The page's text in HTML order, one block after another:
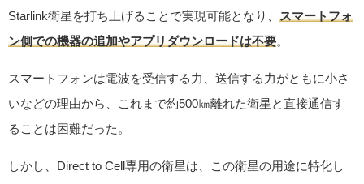
Starlink衛星を打ち上げることで実現可能となり、 スマートフォ
ン側での機器の追加やアプリダウンロードは不要。
スマートフォンは電波を受信する力、送信する力がともに小さ
いなどの理由から、これまで約500㎞離れた衛星と直接通信す
ることは困難だった。
しかし、Direct to Cell専用の衛星は、この衛星の用途に特化し